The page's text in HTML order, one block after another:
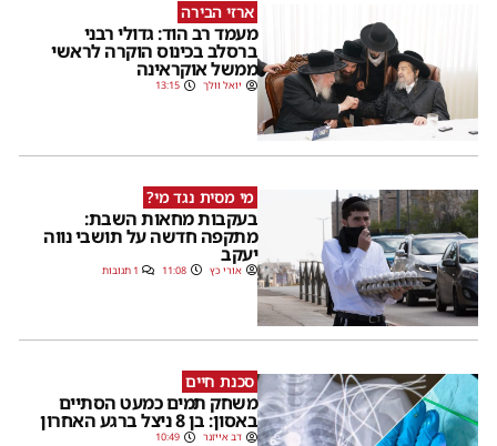
ארזי הבירה
מעמד רב הוד: גדולי רבני
ברסלב בכינוס הוקרה לראשי
ממשל אוקראינה
יואל וולך 13:15
מי מסית נגד מי?
בעקבות מחאות השבת:
מתקפה חדשה על תושבי נווה
יעקב
אורי כץ 11:08 1 תגובות
סכנת חיים
משחק תמים כמעט הסתיים
באסון: בן 8 ניצל ברגע האחרון
דב אייזנר 10:49